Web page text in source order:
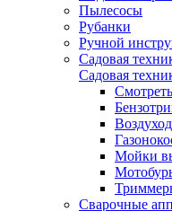
Пылесосы
Рубанки
Ручной
Садовая
Садовая
Мойки
Сварочные